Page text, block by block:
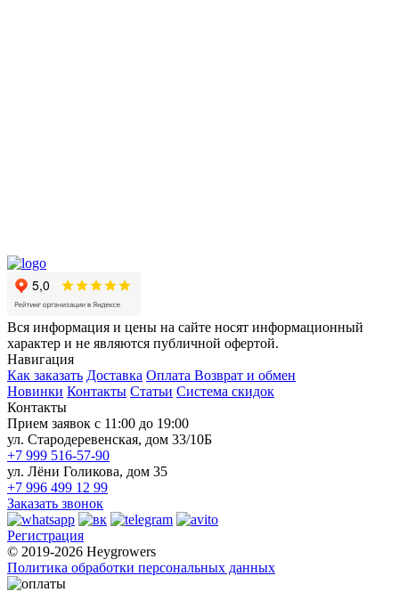
Вся информация и цены на сайте носят информационный
характер и не являются публичной офертой.
Навигация
Как заказать Доставка Оплата Возврат и обмен
Новинки Контакты Статьи Система скидок
Контакты
Прием заявок с 11:00 до 19:00
ул. Стародеревенская, дом 33/10Б
+7 999 516-57-90
ул. Лёни Голикова, дом 35
+7 996 499 12 99
Заказать звонок
Регистрация
© 2019-2026 Heygrowers
Политика обработки персональных данных